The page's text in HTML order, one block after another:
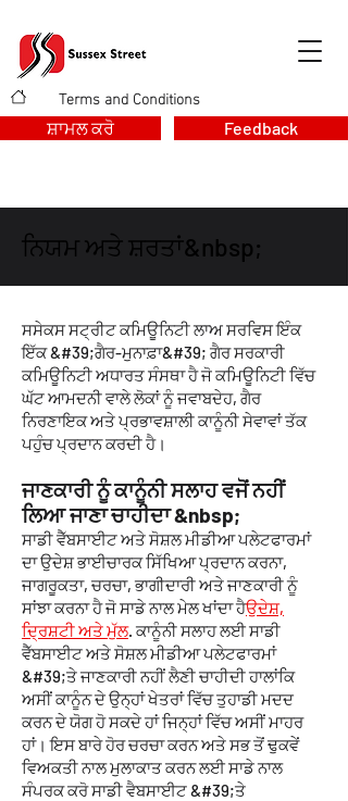
Terms and Conditions
ਸ਼ਾਮਲ ਕਰੋ Feedback
ਨਿਯਮ ਅਤੇ ਸ਼ਰਤਾਂ&nbsp;
ਸਸੇਕਸ ਸਟ੍ਰੀਟ ਕਮਿਊਨਿਟੀ ਲਾਅ ਸਰਵਿਸ ਇੰਕ
ਇੱਕ &#39;ਗੈਰ-ਮੁਨਾਫ਼ਾ&#39; ਗੈਰ ਸਰਕਾਰੀ
ਕਮਿਊਨਿਟੀ ਅਧਾਰਤ ਸੰਸਥਾ ਹੈ ਜੋ ਕਮਿਊਨਿਟੀ ਵਿੱਚ
ਘੱਟ ਆਮਦਨੀ ਵਾਲੇ ਲੋਕਾਂ ਨੂੰ ਜਵਾਬਦੇਹ, ਗੈਰ
ਨਿਰਣਾਇਕ ਅਤੇ ਪ੍ਰਭਾਵਸ਼ਾਲੀ ਕਾਨੂੰਨੀ ਸੇਵਾਵਾਂ ਤੱਕ
ਪਹੁੰਚ ਪ੍ਰਦਾਨ ਕਰਦੀ ਹੈ।
ਜਾਣਕਾਰੀ ਨੂੰ ਕਾਨੂੰਨੀ ਸਲਾਹ ਵਜੋਂ ਨਹੀਂ
ਲਿਆ ਜਾਣਾ ਚਾਹੀਦਾ &nbsp;
ਸਾਡੀ ਵੈੱਬਸਾਈਟ ਅਤੇ ਸੋਸ਼ਲ ਮੀਡੀਆ ਪਲੇਟਫਾਰਮਾਂ
ਦਾ ਉਦੇਸ਼ ਭਾਈਚਾਰਕ ਸਿੱਖਿਆ ਪ੍ਰਦਾਨ ਕਰਨਾ,
ਜਾਗਰੂਕਤਾ, ਚਰਚਾ, ਭਾਗੀਦਾਰੀ ਅਤੇ ਜਾਣਕਾਰੀ ਨੂੰ
ਸਾਂਝਾ ਕਰਨਾ ਹੈ ਜੋ ਸਾਡੇ ਨਾਲ ਮੇਲ ਖਾਂਦਾ ਹੈਉਦੇਸ਼,
ਦ੍ਰਿਸ਼ਟੀ ਅਤੇ ਮੁੱਲ. ਕਾਨੂੰਨੀ ਸਲਾਹ ਲਈ ਸਾਡੀ
ਵੈੱਬਸਾਈਟ ਅਤੇ ਸੋਸ਼ਲ ਮੀਡੀਆ ਪਲੇਟਫਾਰਮਾਂ
&#39;ਤੇ ਜਾਣਕਾਰੀ ਨਹੀਂ ਲੈਣੀ ਚਾਹੀਦੀ ਹਾਲਾਂਕਿ
ਅਸੀਂ ਕਾਨੂੰਨ ਦੇ ਉਨ੍ਹਾਂ ਖੇਤਰਾਂ ਵਿੱਚ ਤੁਹਾਡੀ ਮਦਦ
ਕਰਨ ਦੇ ਯੋਗ ਹੋ ਸਕਦੇ ਹਾਂ ਜਿਨ੍ਹਾਂ ਵਿੱਚ ਅਸੀਂ ਮਾਹਰ
ਹਾਂ। ਇਸ ਬਾਰੇ ਹੋਰ ਚਰਚਾ ਕਰਨ ਅਤੇ ਸਭ ਤੋਂ ਢੁਕਵੇਂ
ਵਿਅਕਤੀ ਨਾਲ ਮੁਲਾਕਾਤ ਕਰਨ ਲਈ ਸਾਡੇ ਨਾਲ
ਸੰਪਰਕ ਕਰੋ ਸਾਡੀ ਵੈਬਸਾਈਟ &#39;ਤੇ